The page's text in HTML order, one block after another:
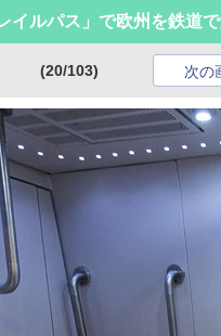
イルパス」で欧州を鉄道
(20/103) 次の